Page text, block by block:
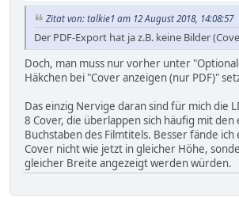
Zitat von: talkie1 am 12 August 2018, 14:08:57
Der PDF-Export hat ja z.B. keine Bilder
Doch, man muss nur vorher unter
Häkchen bei "Cover anzeigen (nur PDF)"
Das einzig Nervige daran sind für mich die
8 Cover, die überlappen sich häufig mit den
Buchstaben des Filmtitels. Besser fände ich
Cover nicht wie jetzt in gleicher Höhe,
gleicher Breite angezeigt werden würden.